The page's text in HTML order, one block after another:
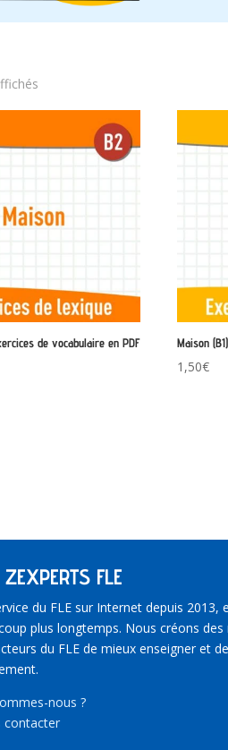
moyenne
de vocabulaire en PDF Maison
1,50€
FLE
du FLE sur Internet depuis 2013,
plus longtemps. Nous créons
du FLE de mieux enseigner et
nous ?
contacter